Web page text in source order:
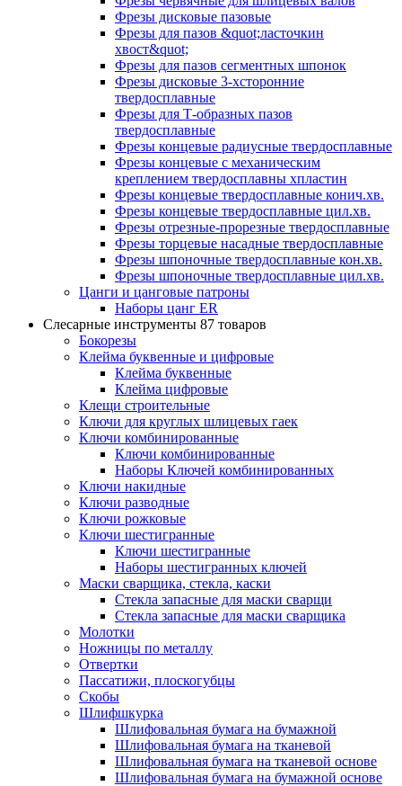
Фрезы дисковые пазовые
Фрезы для пазов &quot;ласточкин
хвост&quot;
Фрезы для пазов сегментных шпонок
Фрезы дисковые 3-хсторонние
твердосплавные
Фрезы для Т-образных пазов
твердосплавные
Фрезы концевые радиусные твердосплавные
Фрезы концевые с механическим
креплением твердосплавны хпластин
Фрезы концевые твердосплавные конич.хв.
Фрезы концевые твердосплавные цил.хв.
Фрезы отрезные-прорезные твердосплавные
Фрезы торцевые насадные твердосплавные
Фрезы шпоночные твердосплавные кон.хв.
Фрезы шпоночные твердосплавные цил.хв.
Цанги и цанговые патроны
Наборы цанг ER
Слесарные инструменты 87 товаров
Бокорезы
Клейма буквенные и цифровые
Клейма буквенные
Клейма цифровые
Клещи строительные
Ключи для круглых шлицевых гаек
Ключи комбинированные
Ключи комбинированные
Наборы Ключей комбинированных
Ключи накидные
Ключи разводные
Ключи рожковые
Ключи шестигранные
Ключи шестигранные
Наборы шестигранных ключей
Маски сварщика, стекла, каски
Стекла запасные для маски сварщи
Стекла запасные для маски сварщика
Молотки
Ножницы по металлу
Отвертки
Пассатижи, плоскогубцы
Скобы
Шлифшкурка
Шлифовальная бумага на бумажной
Шлифовальная бумага на тканевой
Шлифовальная бумага на тканевой основе
Шлифовальная бумага на бумажной основе